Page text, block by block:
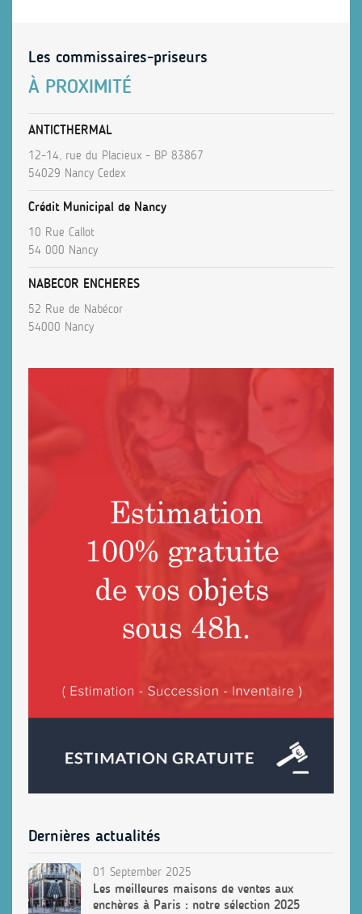
Les commissaires-priseurs
À PROXIMITÉ
ANTICTHERMAL
12-14, rue du Placieux - BP 83867
54029 Nancy Cedex
Crédit Municipal de Nancy
10 Rue Callot
54 000 Nancy
NABECOR ENCHERES
52 Rue de Nabécor
54000 Nancy
Dernières actualités
01 September 2025
Les meilleures maisons de ventes aux
enchères à Paris : notre sélection 2025